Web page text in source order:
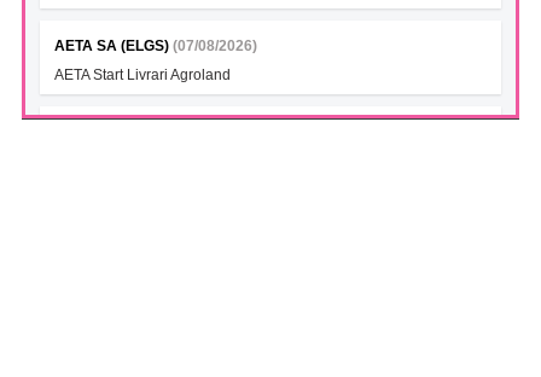
AETA SA (ELGS) (07/08/2026)
AETA Start Livrari Agroland